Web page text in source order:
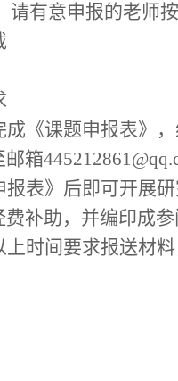
请有意申报的老师
成《课题申报表》，
箱
表》后即可开展研
补助，并编印成参
时间要求报送材料